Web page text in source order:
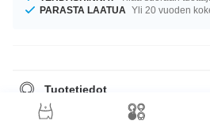
PARASTA LAATUA Yli 20 vuoden
Tuotetiedot
Tuote odottaa sinua koossa 1.6 mm.
uniikki huippuluokan tuote lyömättömään